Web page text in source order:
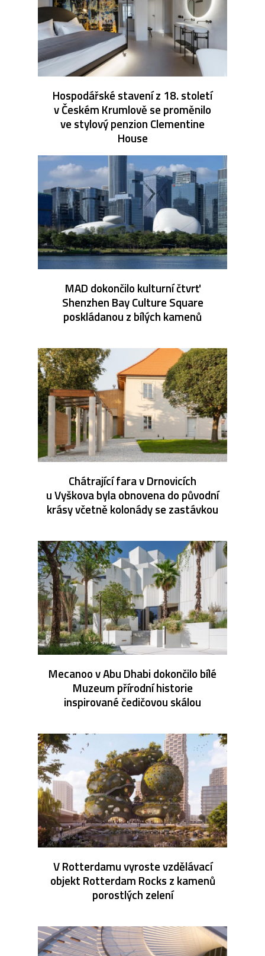
Hospodářské stavení z 18. století
v Českém Krumlově se proměnilo
ve stylový penzion Clementine
House
MAD dokončilo kulturní čtvrť
Shenzhen Bay Culture Square
poskládanou z bílých kamenů
Chátrající fara v Drnovicích
u Vyškova byla obnovena do původní
krásy včetně kolonády se zastávkou
Mecanoo v Abu Dhabi dokončilo bílé
Muzeum přírodní historie
inspirované čedičovou skálou
V Rotterdamu vyroste vzdělávací
objekt Rotterdam Rocks z kamenů
porostlých zelení